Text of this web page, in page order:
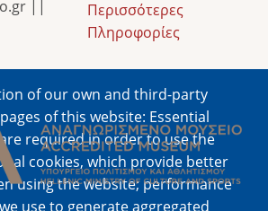
of our own and third-party
of this website: Essential
required in order to use the
cookies, which provide better
using the website; performance
use to generate aggregated
||
Περισσότερες
Πληροφορίες